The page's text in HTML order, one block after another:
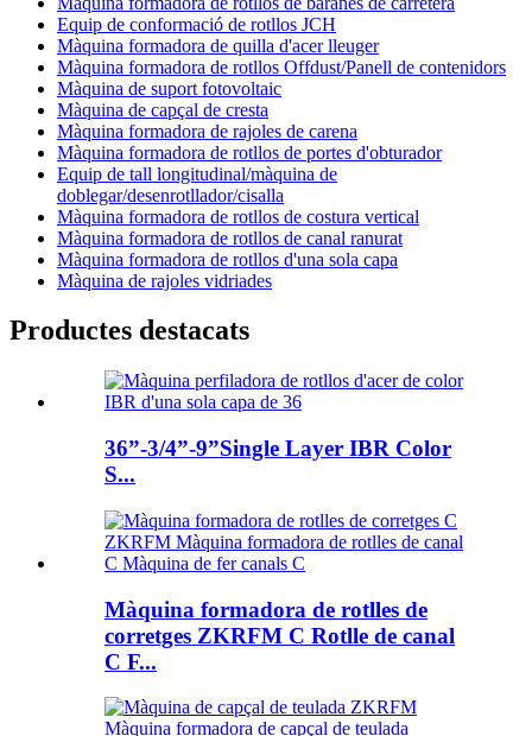
Equip de conformació de rotllos JCH
Màquina formadora de quilla d'acer lleuger
Màquina formadora de rotllos Offdust/Panell de contenidors
Màquina de suport fotovoltaic
Màquina de capçal de cresta
Màquina formadora de rajoles de carena
Màquina formadora de rotllos de portes d'obturador
Equip de tall longitudinal/màquina de
doblegar/desenrotllador/cisalla
Màquina formadora de rotllos de costura vertical
Màquina formadora de rotllos de canal ranurat
Màquina formadora de rotllos d'una sola capa
Màquina de rajoles vidriades
Productes destacats
36”-3/4”-9”Single Layer IBR Color
S...
Màquina formadora de rotlles de
corretges ZKRFM C Rotlle de canal
C F...